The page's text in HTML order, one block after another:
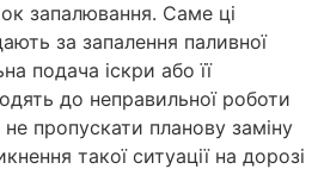
запалювання. Саме ці
за запалення паливної
подача іскри або її
до неправильної роботи
пропускати планову заміну
такої ситуації на дорозі